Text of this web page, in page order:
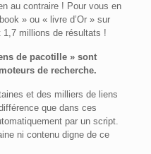
au contraire ! Pour vous en
» ou « livre d’Or » sur
millions de résultats !
de pacotille » sont
de recherche.
et des milliers de liens
que dans ces
par un script.
ni contenu digne de ce